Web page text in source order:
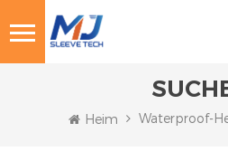
Heim Waterproof-